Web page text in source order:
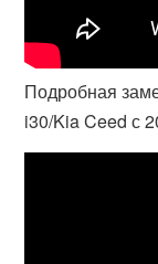
Подробная
i30/Kia Ceed с